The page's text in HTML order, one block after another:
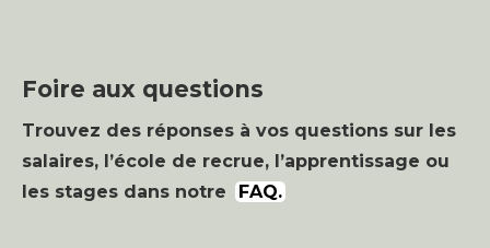
Foire aux questions
Trouvez des réponses à vos questions sur les
salaires, l’école de recrue, l’apprentissage ou
les stages dans notre
FAQ.